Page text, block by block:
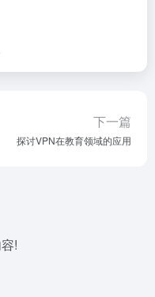
下一篇
探讨VPN在教育领域的应用
!